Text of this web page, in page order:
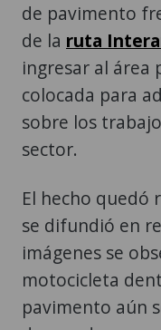
de pavimento
de la ruta
ingresar al área
colocada para
sobre los
sector.
El hecho quedó
se difundió en
imágenes se
motocicleta
pavimento aún